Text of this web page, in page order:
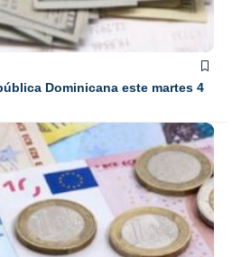
Dominicana este martes 4